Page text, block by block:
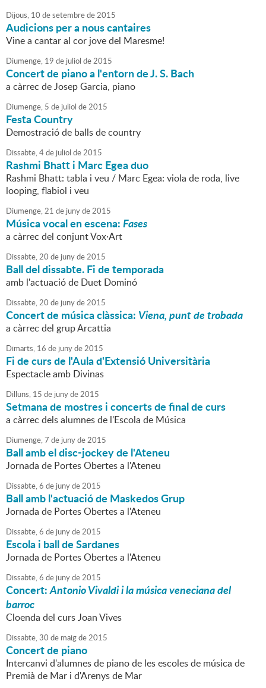
Dijous, 10 desetembrede2015
Audicions per a nous cantaires
Vine a cantar al cor jove del Maresme!
Diumenge, 19 de juliol de2015
Concert de piano a l'entorn de J. S. Bach
a càrrec de Josep Garcia, piano
Diumenge, 5 de juliol de2015
Festa Country
Demostració de balls de country
Dissabte,4de juliol de2015
Rashmi Bhatt i Marc Egea duo
Rashmi Bhatt: tabla i veu / Marc Egea: viola de roda, live
looping, flabiol i veu
Diumenge,21 de junyde2015
Música vocal en escena:Fases
a càrrec del conjunt Vox·Art
Dissabte,20 de junyde2015
Ball del dissabte. Fi de temporada
amb l'actuació de Duet Dominó
Dissabte,20 de junyde2015
Concert de música clàssica: Viena, punt de trobada
a càrrec del grup Arcattia
Dimarts, 16 de junyde2015
Fi de curs de l'Aula d'Extensió Universitària
Espectacle amb Divinas
Dilluns, 15 de junyde2015
Setmana de mostres i concerts de final de curs
a càrrec dels alumnes de l'Escola de Música
Diumenge,7 de junyde2015
Ball amb el disc-jockey de l'Ateneu
Jornada de Portes Obertes a l'Ateneu
Dissabte,6 de junyde2015
Ball amb l'actuació de Maskedos Grup
Jornada de Portes Obertes a l'Ateneu
Dissabte,6 de junyde2015
Escola i ball de Sardanes
Jornada de Portes Obertes a l'Ateneu
Dissabte,6 de junyde2015
Concert:Antonio Vivaldi i la música veneciana del
barroc
Cloenda del curs Joan Vives
Dissabte,30 de maigde2015
Concert de piano
Intercanvi d'alumnes de piano de les escoles de música de
Premià de Mar i d'Arenys de Mar